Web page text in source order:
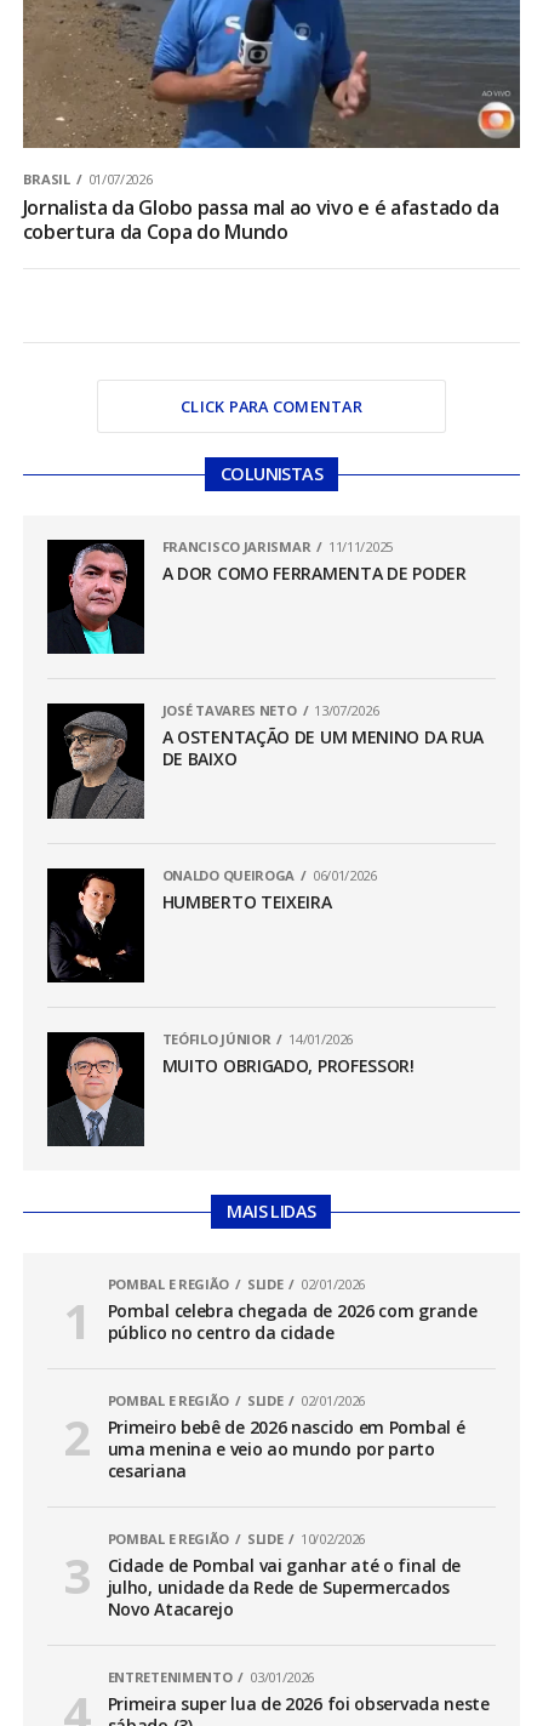
BRASIL 01/07/2026
Jornalista da Globo passa mal ao vivo e é afastado da
cobertura da Copa do Mundo
CLICK PARA COMENTAR
COLUNISTAS
FRANCISCO JARISMAR 11/11/2025
A DOR COMO FERRAMENTA DE PODER
JOSÉ TAVARES NETO 13/07/2026
A OSTENTAÇÃO DE UM MENINO DA RUA
DE BAIXO
ONALDO QUEIROGA 06/01/2026
HUMBERTO TEIXEIRA
TEÓFILO JÚNIOR 14/01/2026
MUITO OBRIGADO, PROFESSOR!
MAIS LIDAS
POMBAL E REGIÃO SLIDE 02/01/2026
Pombal celebra chegada de 2026 com grande
público no centro da cidade
POMBAL E REGIÃO SLIDE 02/01/2026
Primeiro bebê de 2026 nascido em Pombal é
uma menina e veio ao mundo por parto
cesariana
POMBAL E REGIÃO SLIDE 10/02/2026
Cidade de Pombal vai ganhar até o final de
julho, unidade da Rede de Supermercados
Novo Atacarejo
ENTRETENIMENTO 03/01/2026
Primeira super lua de 2026 foi observada neste